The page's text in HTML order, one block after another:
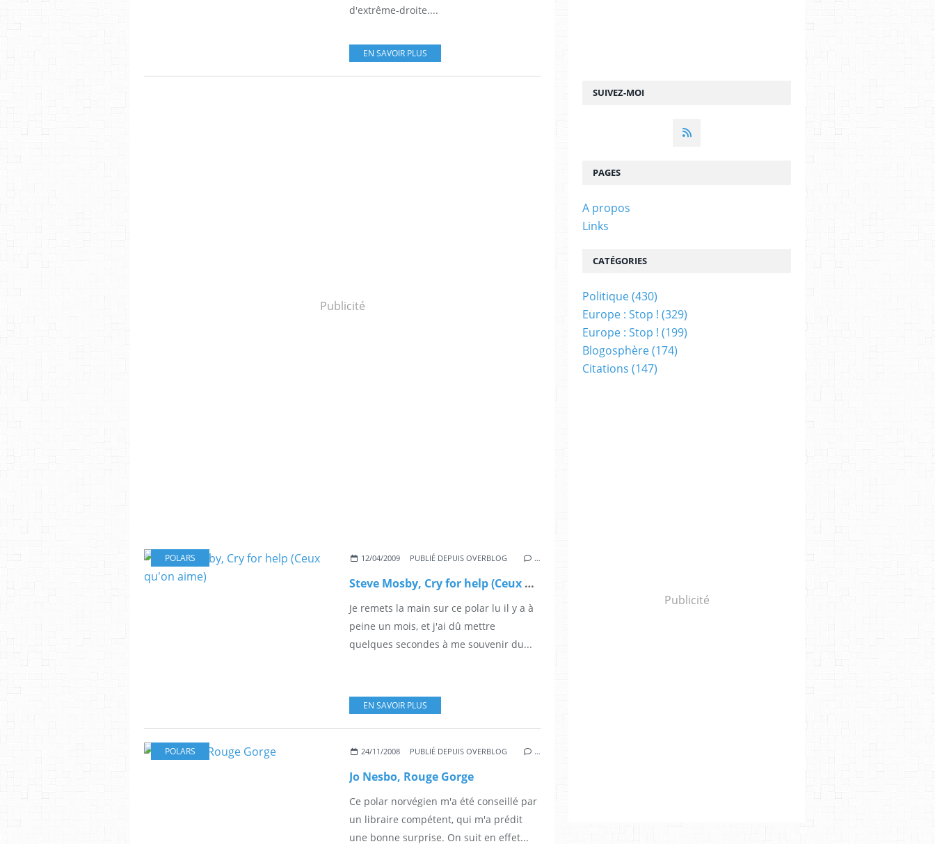
d'extrême-droite....
EN SAVOIR PLUS
Publicité
POLARS 12/04/2009 PUBLIÉ DEPUIS OVERBLOG …
Steve Mosby, Cry for help (Ceux qu'on aime)
Je remets la main sur ce polar lu il y a à
peine un mois, et j'ai dû mettre
quelques secondes à me souvenir du...
EN SAVOIR PLUS
POLARS 24/11/2008 PUBLIÉ DEPUIS OVERBLOG …
Jo Nesbo, Rouge Gorge
Ce polar norvégien m'a été conseillé par
un libraire compétent, qui m'a prédit
une bonne surprise. On suit en effet...
SUIVEZ-MOI
PAGES
A propos
Links
CATÉGORIES
Politique(430)
Europe : Stop ! (329)
Europe : Stop ! (199)
Blogosphère(174)
Citations (147)
Publicité